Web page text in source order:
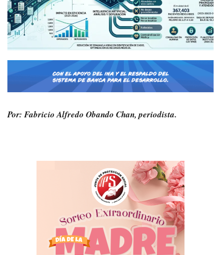
Por: Fabricio Alfredo Obando Chan, periodista.